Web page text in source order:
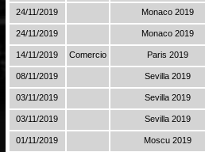
24/11/2019 Monaco 2019
24/11/2019 Monaco 2019
14/11/2019 Comercio Paris 2019
08/11/2019 Sevilla 2019
03/11/2019 Sevilla 2019
03/11/2019 Sevilla 2019
01/11/2019 Moscu 2019